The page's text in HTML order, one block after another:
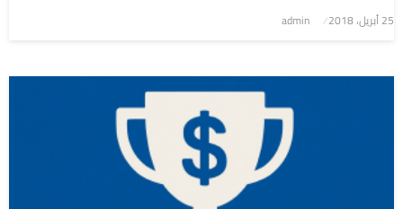
نُشر
25 أبريل، 2018 admin